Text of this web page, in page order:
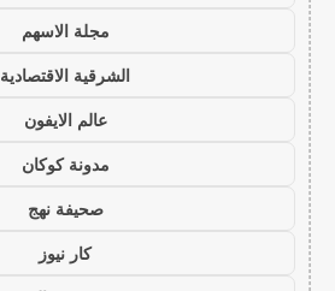
مجلة الاسهم
الشرقية الاقتصادية
عالم الايفون
مدونة كوكان
صحيفة نهج
كار نيوز